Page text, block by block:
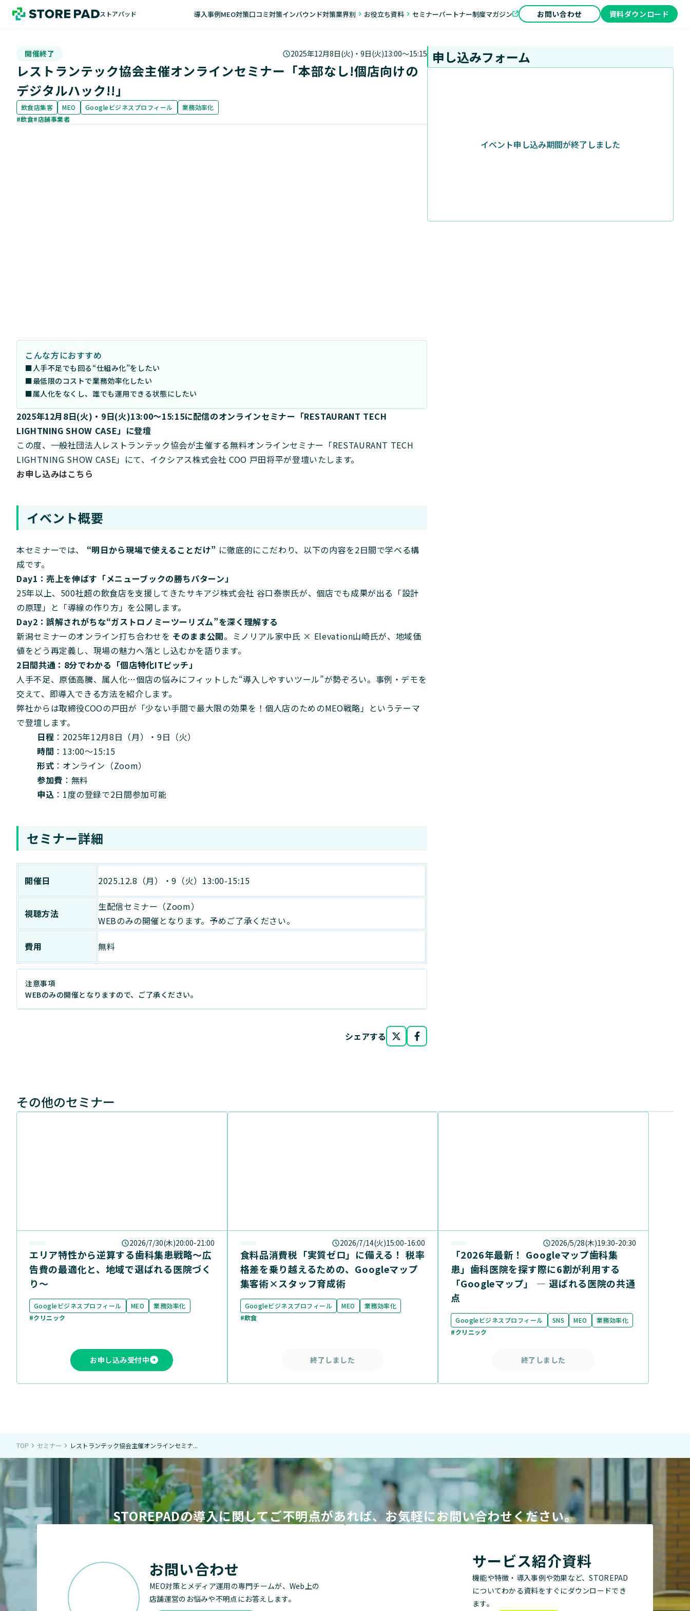
開催終了 2025年12月8日(火)・9日(火)13:00〜15:15
レストランテック協会主催オンラインセミナー「本部なし!個店向けの
デジタルハック!!」
飲食店集客 MEO Googleビジネスプロフィール
業務効率化
#飲食#店舗事業者
こんな方におすすめ
■人手不足でも回る“仕組み化”をしたい
■最低限のコストで業務効率化したい
■属人化をなくし、誰でも運用できる状態にしたい
2025年12月8日(火)・9日(火)13:00〜15:15に配信のオンラインセミナー「RESTAURANT TECH
LIGHTNING SHOW CASE」に登壇
この度、一般社団法人レストランテック協会が主催する無料オンラインセミナー「RESTAURANT TECH
LIGHTNING SHOW CASE」にて、イクシアス株式会社 COO 戸田将平が登壇いたします。
お申し込みはこちら
イベント概要
本セミナーでは、 “明日から現場で使えることだけ” に徹底的にこだわり、以下の内容を2日間で学べる構
成です。
Day1：売上を伸ばす「メニューブックの勝ちパターン」
25年以上、500社超の飲食店を支援してきたサキアジ株式会社 谷口泰崇氏が、個店でも成果が出る「設計
の原理」と「導線の作り方」を公開します。
Day2：誤解されがちな“ガストロノミーツーリズム”を深く理解する
新潟セミナーのオンライン打ち合わせを そのまま公開。ミノリアル家中氏 × Elevation山崎氏が、地域価
値をどう再定義し、現場の魅力へ落とし込むかを語ります。
2日間共通：8分でわかる「個店特化ITピッチ」
人手不足、原価高騰、属人化…個店の悩みにフィットした“導入しやすいツール”が勢ぞろい。事例・デモを
交えて、即導入できる方法を紹介します。
弊社からは取締役COOの戸田が「少ない手間で最大限の効果を！個人店のためのMEO戦略」というテーマ
で登壇します。
日程 ：2025年12月8日（月）・9日（火）
時間 ：13:00〜15:15
形式 ：オンライン（Zoom）
参加費 ：無料
申込 ：1度の登録で2日間参加可能
セミナー詳細
開催日 2025.12.8（月）・9（火）13:00-15:15
視聴方法
生配信セミナー（Zoom）
WEBのみの開催となります。予めご了承ください。
費用 無料
注意事項
WEBのみの開催となりますので、ご了承ください。
シェアする
申し込みフォーム
イベント申し込み期間が終了しました
その他のセミナー
2026/7/30(木)20:00-21:00
エリア特性から逆算する歯科集患戦略〜広
告費の最適化と、地域で選ばれる医院づく
り〜
Googleビジネスプロフィール MEO
業務効率化
#クリニック
お申し込み受付中
2026/7/14(火)15:00-16:00
食料品消費税「実質ゼロ」に備える！ 税率
格差を乗り越えるための、Googleマップ
集客術×スタッフ育成術
Googleビジネスプロフィール MEO
業務効率化
#飲食
終了しました
2026/5/28(木)19:30-20:30
「2026年最新！ Googleマップ歯科集
患」歯科医院を探す際に6割が利用する
「Googleマップ」 ― 選ばれる医院の共通
点
Googleビジネスプロフィール SNS MEO
業務効率化
#クリニック
終了しました
ストアパッド 導入事例MEO対策口コミ対策インバウンド対策業界別 navigate_next お役立ち資料 navigate_next セミナーパートナー制度マガジン お問い合わせ 資料ダウンロード
TOP navigate_next セミナー navigate_next レストランテック協会主催オンラインセミナ...
STOREPADの導入に関してご不明点があれば、お気軽にお問い合わせください。
お問い合わせ
MEO対策とメディア運用の専門チームが、Web上の
店舗運営のお悩みや不明点にお答えします。
サービス紹介資料
機能や特徴・導入事例や効果など、STOREPAD
についてわかる資料をすぐにダウンロードでき
ます。